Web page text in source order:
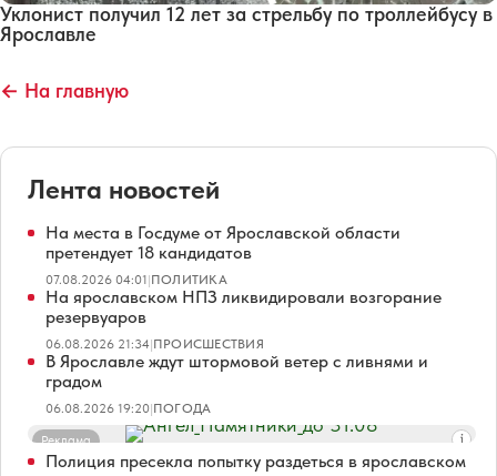
Уклонист получил 12 лет за стрельбу по троллейбусу в
Ярославле
← На главную
Лента новостей
На места в Госдуме от Ярославской области
претендует 18 кандидатов
07.08.2026 04:01|ПОЛИТИКА
На ярославском НПЗ ликвидировали возгорание
резервуаров
06.08.2026 21:34|ПРОИСШЕСТВИЯ
В Ярославле ждут штормовой ветер с ливнями и
градом
06.08.2026 19:20|ПОГОДА
Реклама
Полиция пресекла попытку раздеться в ярославском